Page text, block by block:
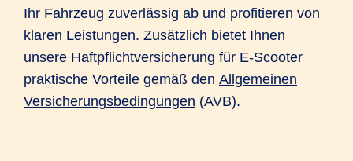
Ihr Fahrzeug zuverlässig ab und profitieren von
klaren Leistungen. Zusätzlich bietet Ihnen
unsere Haftpflichtversicherung für E-Scooter
praktische Vorteile gemäß den Allgemeinen
Versicherungsbedingungen (AVB).